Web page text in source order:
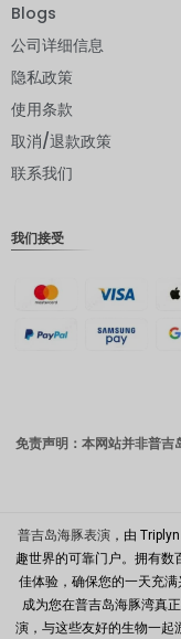
Blogs
公司详细信息
隐私政策
使用条款
取消/退款政策
联系我们
我们接受
免责声明：本网站并非普
普吉岛海豚表演，由
趣世界的可靠门户。拥有
佳体验，确保您的一天充
成为您在普吉岛海豚湾真
演，与这些友好的生物一起